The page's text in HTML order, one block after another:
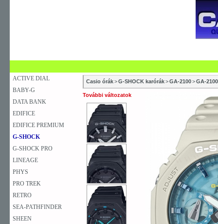
ACTIVE DIAL
BABY-G
DATA BANK
EDIFICE
EDIFICE PREMIUM
G-SHOCK
G-SHOCK PRO
LINEAGE
PHYS
PRO TREK
RETRO
SEA-PATHFINDER
SHEEN
Casio órák>G-SHOCK karórák>GA-2100>GA-
További változatok